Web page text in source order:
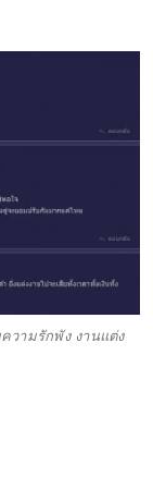
วามรักพัง งานแต่ง